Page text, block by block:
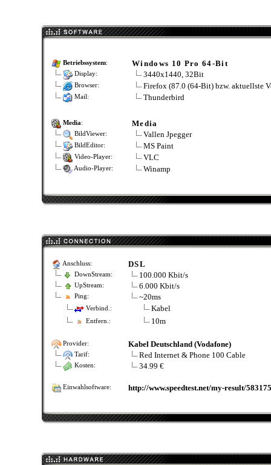
Betriebssystem: Windows 10 Pro 64-Bit
Display: 3440x1440, 32Bit
Browser: Firefox (87.0 (64-Bit) bzw. aktuellste
Mail: Thunderbird
Media: Media
BildViewer: Vallen Jpegger
BildEditor: MS Paint
Video-Player: VLC
Audio-Player: Winamp
Anschluss: DSL
DownStream: 100.000 Kbit/s
UpStream: 6.000 Kbit/s
Ping: ~20ms
Verbind.: Kabel
Entfern.: 10m
Provider: Kabel Deutschland (Vodafone)
Tarif: Red Internet & Phone 100 Cable
Kosten: 34.99 €
Einwahlsoftware: http://www.speedtest.net/my-result/